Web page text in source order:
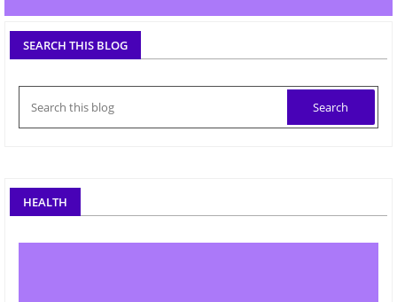
SEARCH THIS BLOG
HEALTH